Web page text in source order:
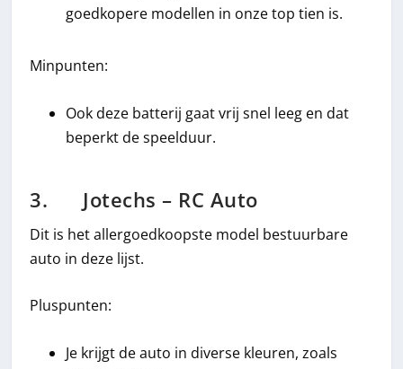
goedkopere modellen in onze top tien is.
Minpunten:
Ook deze batterij gaat vrij snel leeg en dat
beperkt de speelduur.
3. Jotechs – RC Auto
Dit is het allergoedkoopste model bestuurbare
auto in deze lijst.
Pluspunten:
Je krijgt de auto in diverse kleuren, zoals